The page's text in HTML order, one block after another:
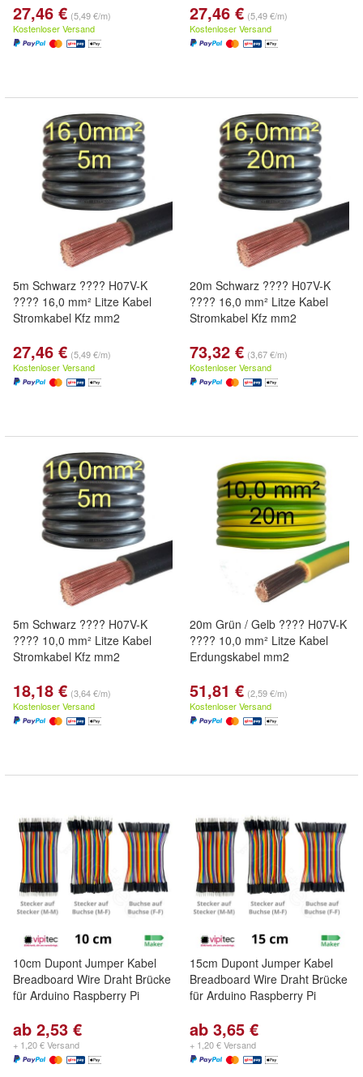
27,46 € (5,49 €/m)
Kostenloser Versand
27,46 € (5,49 €/m)
Kostenloser Versand
5m Schwarz ???? H07V-K
???? 16,0 mm² Litze Kabel
Stromkabel Kfz mm2
27,46 € (5,49 €/m)
Kostenloser Versand
20m Schwarz ???? H07V-K
???? 16,0 mm² Litze Kabel
Stromkabel Kfz mm2
73,32 € (3,67 €/m)
Kostenloser Versand
5m Schwarz ???? H07V-K
???? 10,0 mm² Litze Kabel
Stromkabel Kfz mm2
18,18 € (3,64 €/m)
Kostenloser Versand
20m Grün / Gelb ???? H07V-K
???? 10,0 mm² Litze Kabel
Erdungskabel mm2
51,81 € (2,59 €/m)
Kostenloser Versand
10cm Dupont Jumper Kabel
Breadboard Wire Draht Brücke
für Arduino Raspberry Pi
ab 2,53 €
+ 1,20 € Versand
15cm Dupont Jumper Kabel
Breadboard Wire Draht Brücke
für Arduino Raspberry Pi
ab 3,65 €
+ 1,20 € Versand